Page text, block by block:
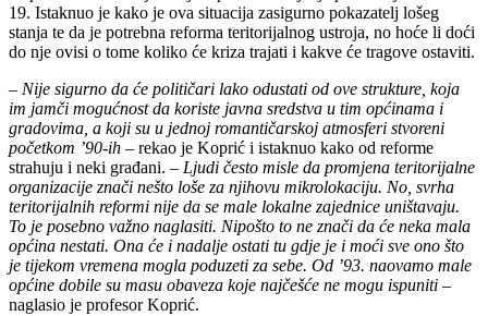
19. Istaknuo je kako je ova situacija zasigurno pokazatelj lošeg
stanja te da je potrebna reforma teritorijalnog ustroja, no hoće li doći
do nje ovisi o tome koliko će kriza trajati i kakve će tragove ostaviti.
– Nije sigurno da će političari lako odustati od ove strukture, koja
im jamči mogućnost da koriste javna sredstva u tim općinama i
gradovima, a koji su u jednoj romantičarskoj atmosferi stvoreni
početkom ’90-ih – rekao je Koprić i istaknuo kako od reforme
strahuju i neki građani. – Ljudi često misle da promjena teritorijalne
organizacije znači nešto loše za njihovu mikrolokaciju. No, svrha
teritorijalnih reformi nije da se male lokalne zajednice uništavaju.
To je posebno važno naglasiti. Nipošto to ne znači da će neka mala
općina nestati. Ona će i nadalje ostati tu gdje je i moći sve ono što
je tijekom vremena mogla poduzeti za sebe. Od ’93. naovamo male
općine dobile su masu obaveza koje najčešće ne mogu ispuniti –
naglasio je profesor Koprić.